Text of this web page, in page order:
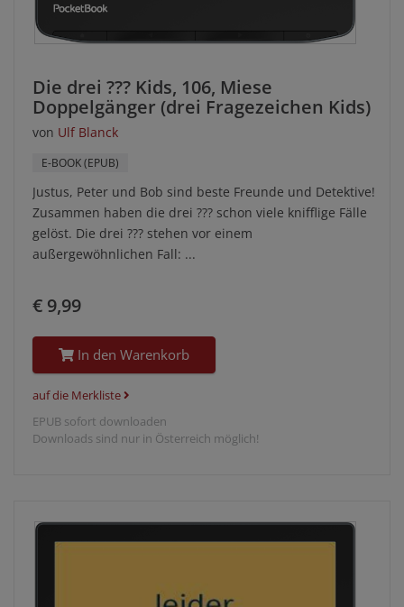
Die drei ??? Kids, 106, Miese
Doppelgänger (drei Fragezeichen Kids)
von Ulf Blanck
E-BOOK (EPUB)
Justus, Peter und Bob sind beste Freunde und Detektive!
Zusammen haben die drei ??? schon viele knifflige Fälle
gelöst. Die drei ??? stehen vor einem
außergewöhnlichen Fall: ...
€ 9,99
In den Warenkorb
auf die Merkliste
EPUB sofort downloaden
Downloads sind nur in Österreich möglich!